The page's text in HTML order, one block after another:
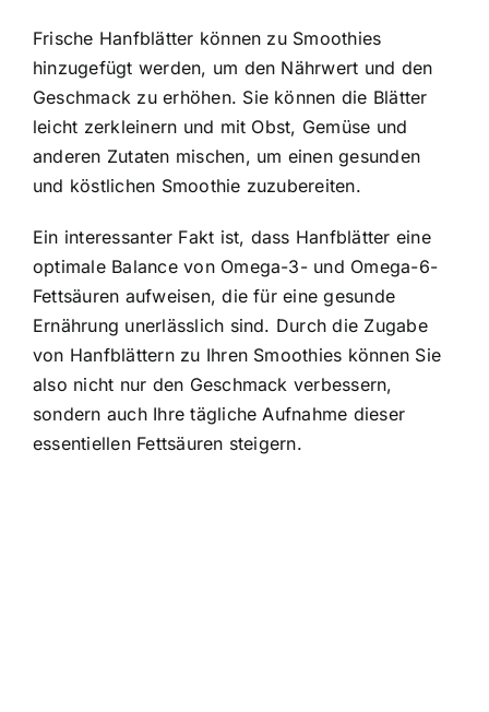
Frische Hanfblätter können zu Smoothies
hinzugefügt werden, um den Nährwert und den
Geschmack zu erhöhen. Sie können die Blätter
leicht zerkleinern und mit Obst, Gemüse und
anderen Zutaten mischen, um einen gesunden
und köstlichen Smoothie zuzubereiten.
Ein interessanter Fakt ist, dass Hanfblätter eine
optimale Balance von Omega-3- und Omega-6-
Fettsäuren aufweisen, die für eine gesunde
Ernährung unerlässlich sind. Durch die Zugabe
von Hanfblättern zu Ihren Smoothies können Sie
also nicht nur den Geschmack verbessern,
sondern auch Ihre tägliche Aufnahme dieser
essentiellen Fettsäuren steigern.